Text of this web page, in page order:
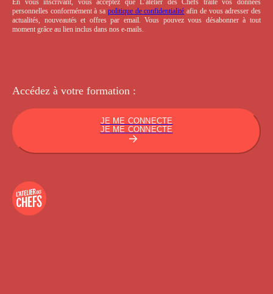
personnelles conformément à sa politique de confidentialité afin de vous adresser des
actualités, nouveautés et offres par email. Vous pouvez vous désabonner à tout
moment grâce au lien inclus dans nos e-mails.
Accédez à votre formation :
JE ME CONNECTE
JE ME CONNECTE